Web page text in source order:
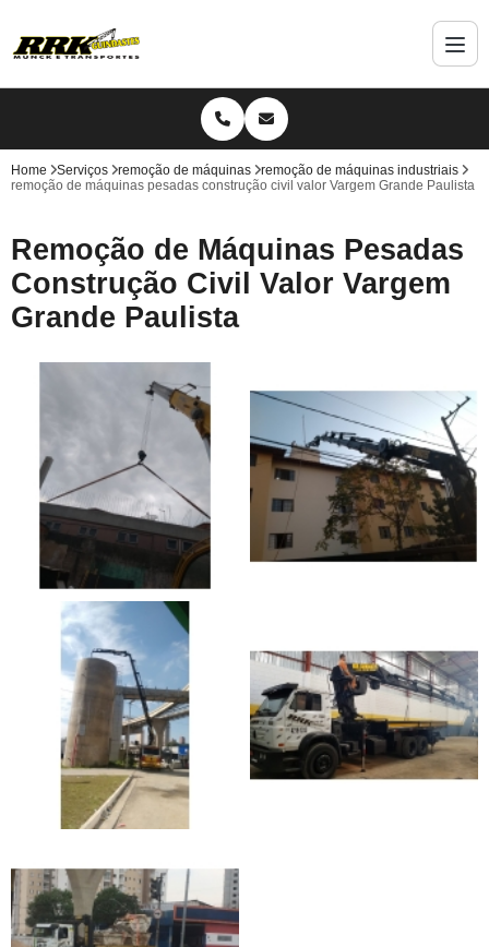
Home Serviços remoção de máquinas
remoção de máquinas industriais
remoção de máquinas pesadas construção civil valor Vargem Grande Paulista
Remoção de Máquinas Pesadas
Construção Civil Valor Vargem
Grande Paulista